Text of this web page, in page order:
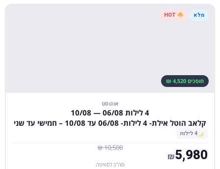
מלא
חוסכים 4,520 ₪
אוגוסט
4 לילות 06/08 — 10/08
קלאב הוטל אילת- 4 לילות- 06/08 עד 10/08 – חמישי עד שני
4 לילות
10,500 ₪ 5,980
₪
סה"כ לסוויטה